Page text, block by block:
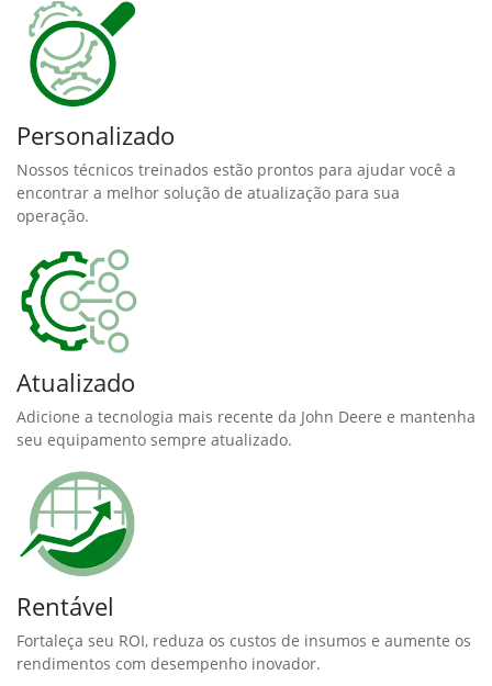
Personalizado
Nossos técnicos treinados estão prontos para ajudar você a
encontrar a melhor solução de atualização para sua
operação.
Atualizado
Adicione a tecnologia mais recente da John Deere e mantenha
seu equipamento sempre atualizado.
Rentável
Fortaleça seu ROI, reduza os custos de insumos e aumente os
rendimentos com desempenho inovador.